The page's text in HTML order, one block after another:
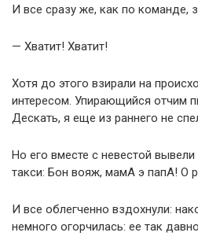
И все сразу же, как по команде,
— Хватит! Хватит!
Хотя до этого взирали на
интересом. Упирающийся отчим
Дескать, я еще из раннего не
Но его вместе с невестой
такси: Бон вояж, мамА э папА! О
И все облегченно вздохнули:
немного огорчилась: ее так